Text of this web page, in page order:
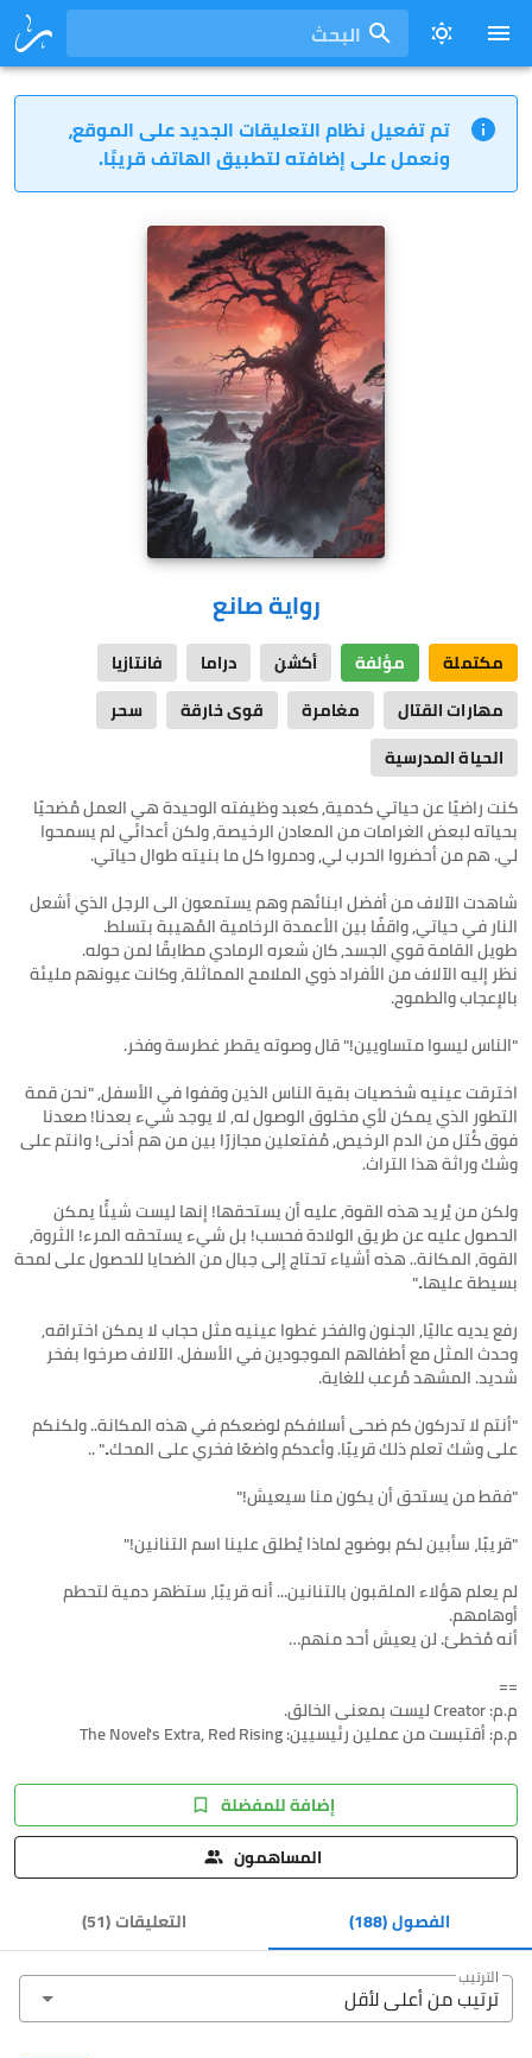
البحث
تم تفعيل نظام التعليقات الجديد على الموقع،
ونعمل على إضافته لتطبيق الهاتف قريبًا.
رواية صانع
مكتملة مؤلفة أكشن دراما
فانتازيا
مهارات القتال
مغامرة قوى خارقة
سحر
الحياة المدرسية
كنت راضيًا عن حياتي كدمية, كعبد وظيفته الوحيدة هي العمل مُضحيًا
بحياته لبعض الغرامات من المعادن الرخيصة, ولكن أعدائي لم يسمحوا
شاهدت الآلاف من أفضل ابنائهم وهم يستمعون الى الرجل الذي أشعل
نظر إليه الآلاف من الأفراد ذوي الملامح المماثلة، وكانت عيونهم مليئة
اخترقت عينيه شخصيات بقية الناس الذين وقفوا في الأسفل, "نحن قمة
التطور الذي يمكن لأي مخلوق الوصول له, لا يوجد شيء بعدنا! صعدنا
فوق كُتل من الدم الرخيص, مُفتعلين مجازرًا بين من هم أدنى! وانتم على
ولكن من يُريد هذه القوة, عليه أن يستحقها! إنها ليست شيئًا يمكن
الحصول عليه عن طريق الولادة فحسب! بل شيء يستحقه المرء! الثروة,
القوة, المكانة.. هذه أشياء تحتاج إلى جبال من الضحايا للحصول على لمحة
رفع يديه عاليًا, الجنون والفخر غطوا عينيه مثل حجاب لا يمكن اختراقه,
وحدث المثل مع أطفالهم الموجودين في الأسفل. الآلاف صرخوا بفخر
"أنتم لا تدركون كم ضحى أسلافكم لوضعكم في هذه المكانة.. ولكنكم
لم يعلم هؤلاء الملقبون بالتنانين... أنه قريبًا، ستظهر دمية لتحطم
م.م: أقتبست من عملين رئيسيين: The Novel's Extra, Red Rising
إضافة للمفضلة
المساهمون
الفصول(188) التعليقات(
51
)
الترتيب
ترتيب من أعلى ﻷقل